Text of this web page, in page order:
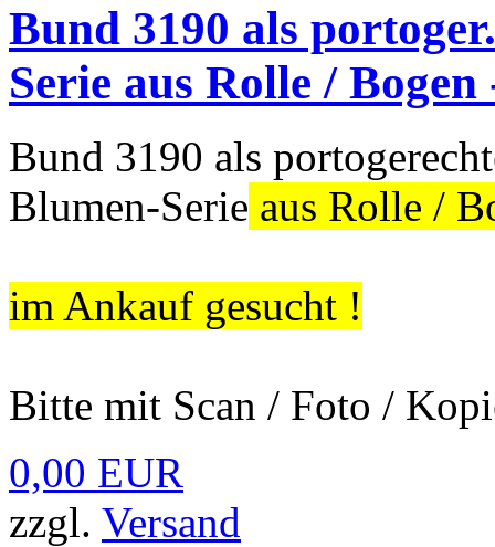
Bund 3190 als
Serie aus Rolle /
Bund 3190 als
Blumen-Serie aus Rolle /
im Ankauf gesucht !
Bitte mit Scan / Foto /
0,00 EUR
zzgl. Versand